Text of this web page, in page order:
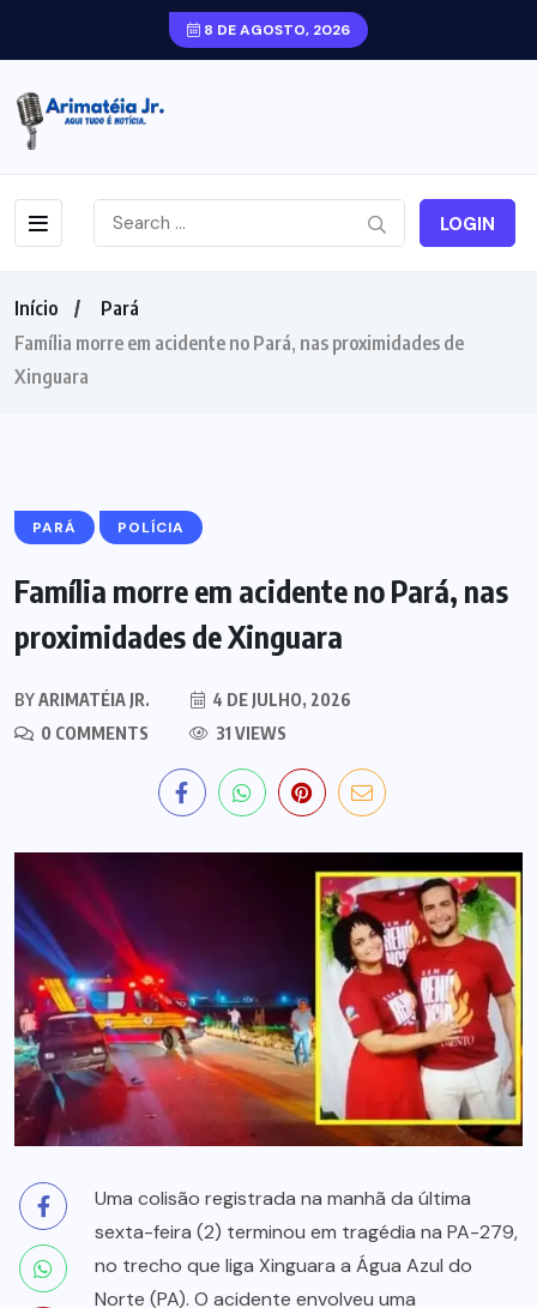
8 DE AGOSTO, 2026
LOGIN
Início
Pará
Família morre em acidente no Pará, nas proximidades de
Xinguara
PARÁ POLÍCIA
Família morre em acidente no Pará, nas
proximidades de Xinguara
BYARIMATÉIA JR.
4 DE JULHO, 2026
0 COMMENTS
31 VIEWS
Uma colisão registrada na manhã da última
sexta-feira (2) terminou em tragédia na PA-279,
no trecho que liga Xinguara a Água Azul do
Norte (PA). O acidente envolveu uma